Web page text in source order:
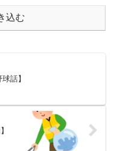
込む
話】